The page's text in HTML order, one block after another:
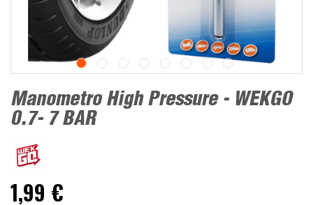
Manometro High Pressure - WEKGO
0.7- 7 BAR
1,99 €